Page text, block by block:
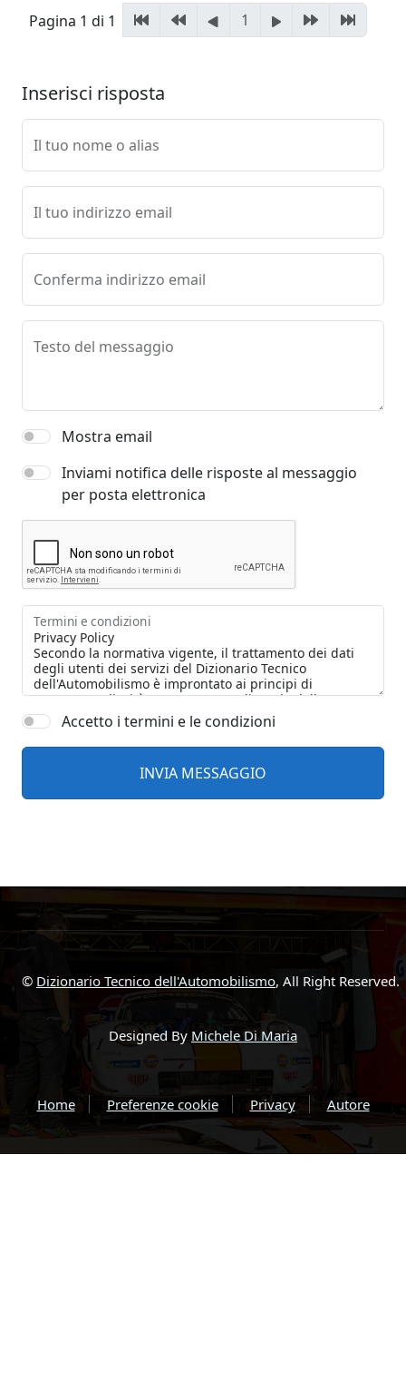
Pagina 1 di 1 1
Inserisci risposta
Il tuo nome o alias
Il tuo indirizzo email
Conferma indirizzo email
Testo del messaggio
Mostra email
Inviami notifica delle risposte al messaggio
per posta elettronica
Termini e condizioni
Accetto i termini e le condizioni
© Dizionario Tecnico dell'Automobilismo, All Right Reserved.
Designed By Michele Di Maria
Home Preferenze cookie Privacy Autore